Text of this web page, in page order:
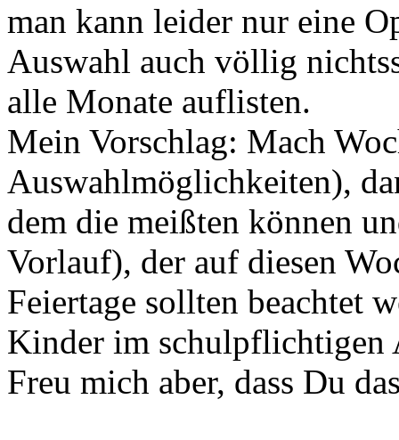
man kann leider nur eine
Auswahl auch völlig
alle Monate auflisten.
Mein Vorschlag: Mach
Auswahlmöglichkeiten),
dem die meißten können
Vorlauf), der auf diesen
Feiertage sollten beachtet
Kinder im schulpflichtigen
Freu mich aber, dass Du